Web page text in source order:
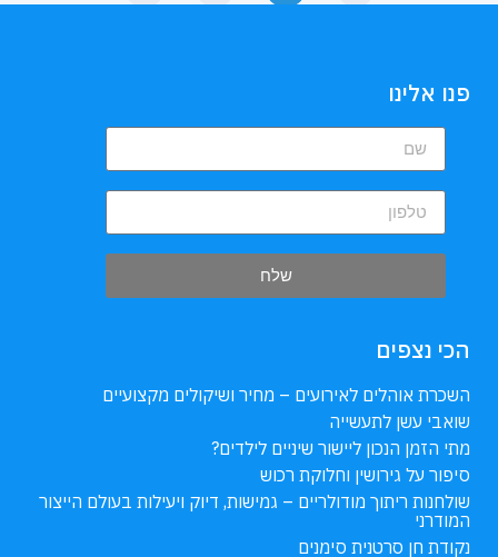
פנו אלינו
שלח
הכי נצפים
השכרת אוהלים לאירועים – מחיר ושיקולים מקצועיים
שואבי עשן לתעשייה
מתי הזמן הנכון ליישור שיניים לילדים?
סיפור על גירושין וחלוקת רכוש
שולחנות ריתוך מודולריים – גמישות, דיוק ויעילות בעולם הייצור
המודרני
נקודת חן סרטנית סימנים